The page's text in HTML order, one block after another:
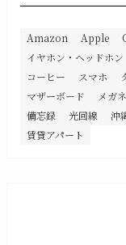
Amazon Apple
イヤホン・ヘッドホン
コーヒー
スマホ
マザーボード
メガネ
備忘録
光回線 沖
賃貸アパート